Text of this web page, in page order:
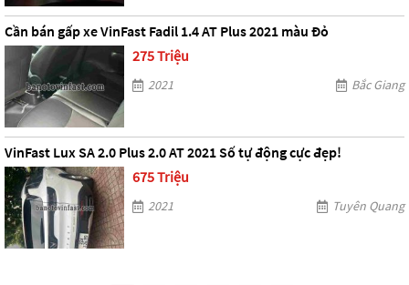
Cần bán gấp xe VinFast Fadil 1.4 AT Plus 2021 màu Đỏ
275 Triệu
2021 Bắc Giang
VinFast Lux SA 2.0 Plus 2.0 AT 2021 Số tự động cực đẹp!
675 Triệu
2021 Tuyên Quang